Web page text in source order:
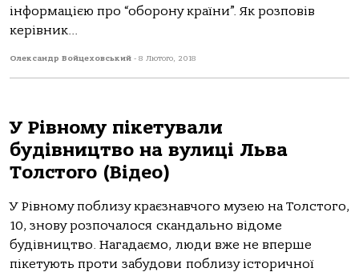
інформацією про “оборону країни”. Як розповів
керівник...
Олександр Войцеховський - 8 Лютого, 2018
У Рівному пікетували
будівництво на вулиці Льва
Толстого (Відео)
У Рівному поблизу краєзнавчого музею на Толстого,
10, знову розпочалося скандально відоме
будівництво. Нагадаємо, люди вже не вперше
пікетують проти забудови поблизу історичної